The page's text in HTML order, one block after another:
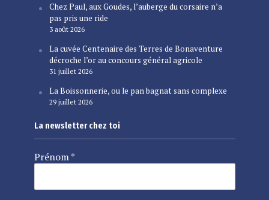
Chez Paul, aux Goudes, l’auberge du corsaire n’a
pas pris une ride
3 août 2026
La cuvée Centenaire des Terres de Bonaventure
décroche l’or au concours général agricole
31 juillet 2026
La Boissonnerie, ou le pan bagnat sans complexe
29 juillet 2026
La newsletter chez toi
Prénom*